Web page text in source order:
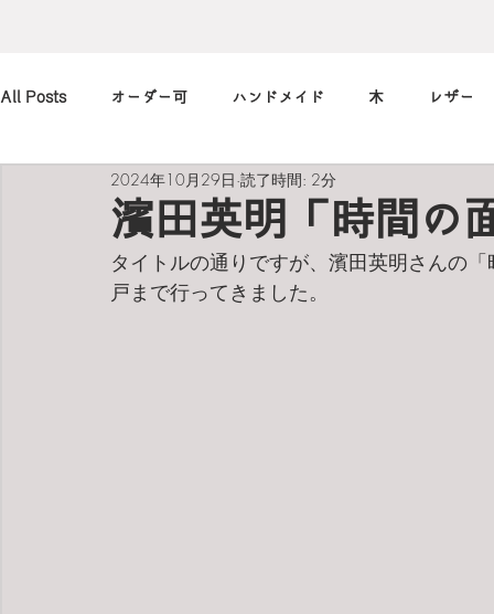
All Posts オーダー可 ハンドメイド 木 レザー
カメラ 本 筆記用具
art 買ったもの 小休止の 習慣
濱田英明「時間の
2024年10月29日 読了時間: 2分
タイトルの通りですが、濱田英明さんの
戸まで行ってきました。